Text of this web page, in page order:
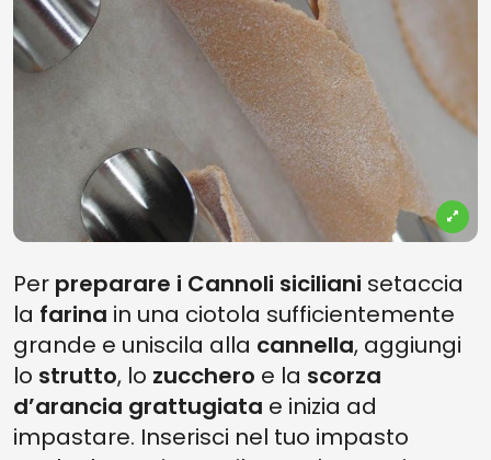
Per preparare i Cannoli siciliani setaccia
la farina in una ciotola sufficientemente
grande e uniscila alla cannella, aggiungi
lo strutto, lo zucchero e la scorza
d’arancia grattugiata e inizia ad
impastare. Inserisci nel tuo impasto